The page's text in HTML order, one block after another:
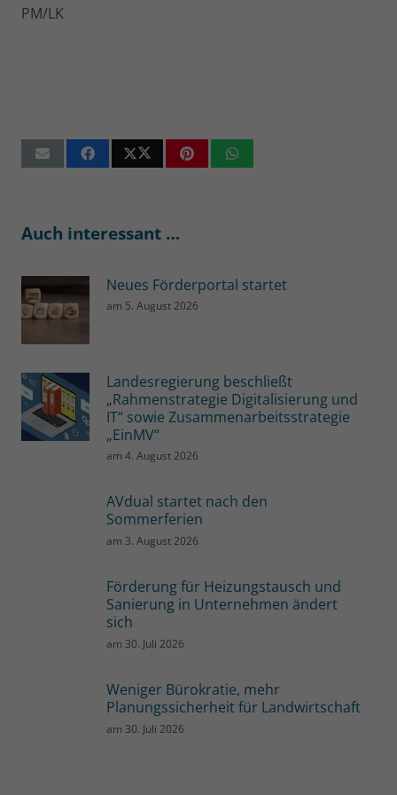
PM/LK
Auch interessant …
Neues Förderportal startet
am 5. August 2026
Landesregierung beschließt
„Rahmenstrategie Digitalisierung und
IT“ sowie Zusammenarbeitsstrategie
„EinMV“
am4. August 2026
AVdual startet nach den
Sommerferien
am 3. August 2026
Förderung für Heizungstausch und
Sanierung in Unternehmen ändert
sich
am 30. Juli 2026
Weniger Bürokratie, mehr
Planungssicherheit für Landwirtschaft
am 30. Juli 2026